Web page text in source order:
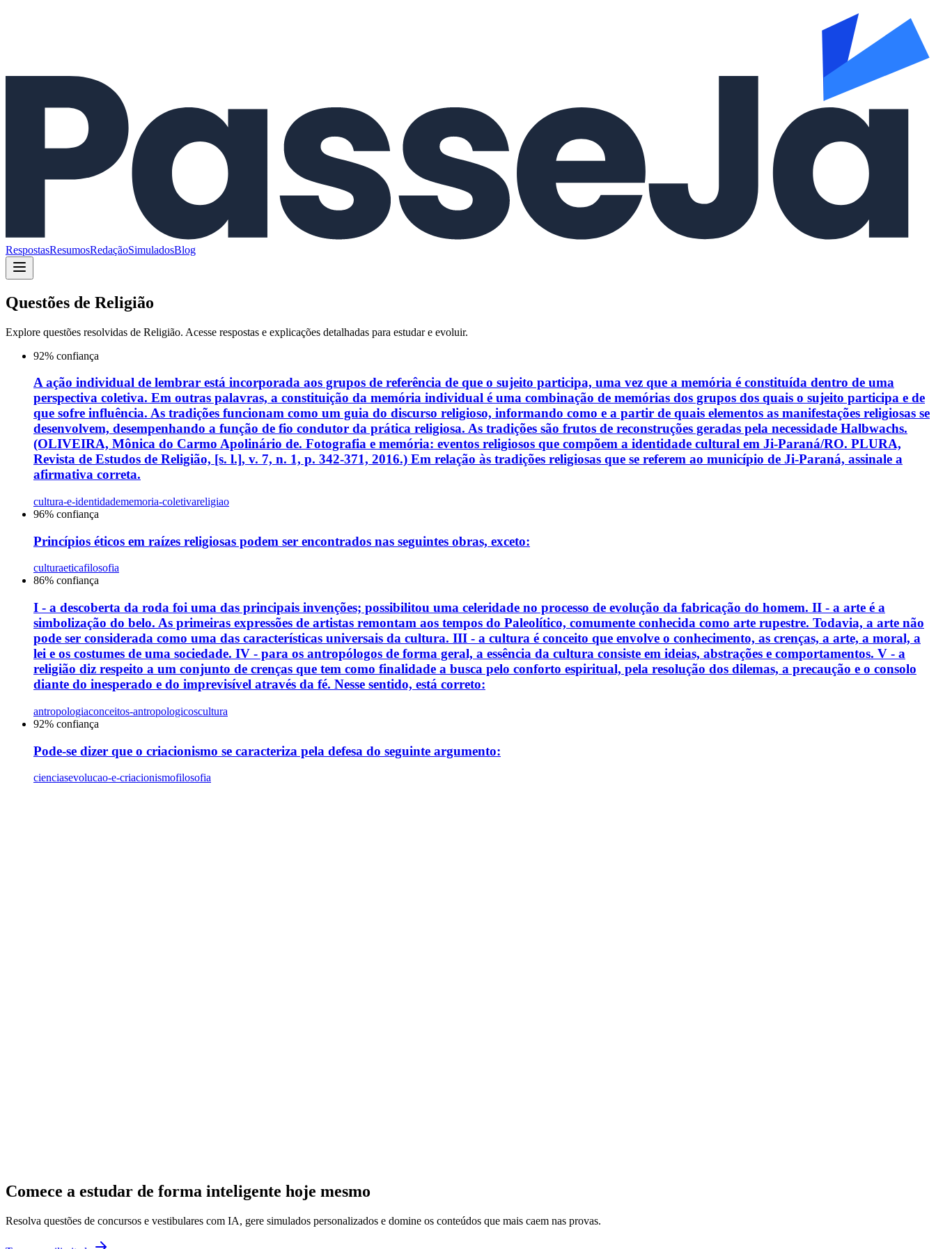
RespostasResumosRedaçãoSimuladosBlog
Questões de Religião
Explore questões resolvidas de Religião. Acesse respostas e explicações detalhadas para estudar e evoluir.
92% confiança
A ação individual de lembrar está incorporada aos grupos de referência de que o sujeito participa, uma vez que a memória é constituída dentro de uma
perspectiva coletiva. Em outras palavras, a constituição da memória individual é uma combinação de memórias dos grupos dos quais o sujeito participa e de
que sofre influência. As tradições funcionam como um guia do discurso religioso, informando como e a partir de quais elementos as manifestações religiosas se
desenvolvem, desempenhando a função de fio condutor da prática religiosa. As tradições são frutos de reconstruções geradas pela necessidade Halbwachs.
(OLIVEIRA, Mônica do Carmo Apolinário de. Fotografia e memória: eventos religiosos que compõem a identidade cultural em Ji-Paraná/RO. PLURA,
Revista de Estudos de Religião, [s. l.], v. 7, n. 1, p. 342-371, 2016.) Em relação às tradições religiosas que se referem ao município de Ji-Paraná, assinale a
afirmativa correta.
cultura-e-identidadememoria-coletivareligiao
96% confiança
Princípios éticos em raízes religiosas podem ser encontrados nas seguintes obras, exceto:
culturaeticafilosofia
86% confiança
I - a descoberta da roda foi uma das principais invenções; possibilitou uma celeridade no processo de evolução da fabricação do homem. II - a arte é a
simbolização do belo. As primeiras expressões de artistas remontam aos tempos do Paleolítico, comumente conhecida como arte rupestre. Todavia, a arte não
pode ser considerada como uma das características universais da cultura. III - a cultura é conceito que envolve o conhecimento, as crenças, a arte, a moral, a
lei e os costumes de uma sociedade. IV - para os antropólogos de forma geral, a essência da cultura consiste em ideias, abstrações e comportamentos. V - a
religião diz respeito a um conjunto de crenças que tem como finalidade a busca pelo conforto espiritual, pela resolução dos dilemas, a precaução e o consolo
diante do inesperado e do imprevisível através da fé. Nesse sentido, está correto:
antropologiaconceitos-antropologicoscultura
92% confiança
Pode-se dizer que o criacionismo se caracteriza pela defesa do seguinte argumento:
cienciasevolucao-e-criacionismofilosofia
Comece a estudar de forma inteligente hoje mesmo
Resolva questões de concursos e vestibulares com IA, gere simulados personalizados e domine os conteúdos que mais caem nas provas.